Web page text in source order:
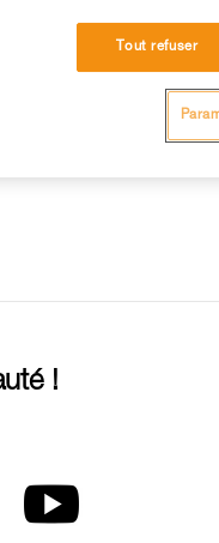
actualité
!
Tout refuser